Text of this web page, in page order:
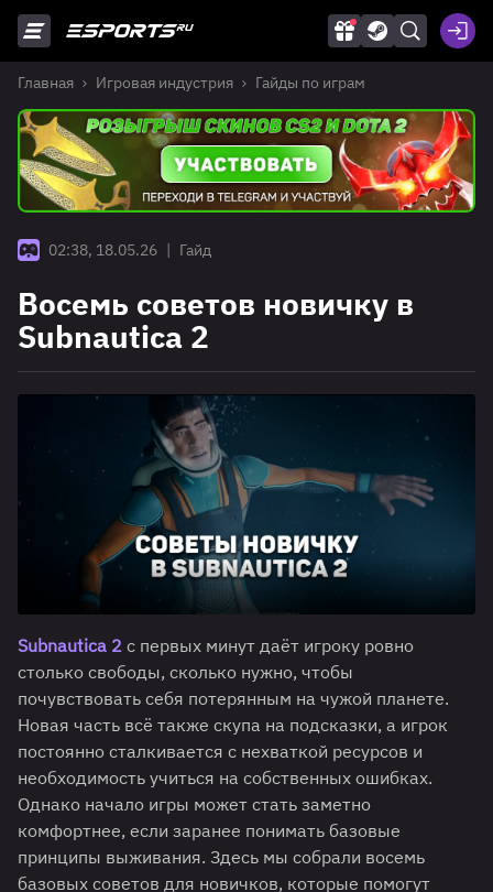
Главная Игровая индустрия Гайды по играм
02:38, 18.05.26 | Гайд
Восемь советов новичку в
Subnautica 2
Subnautica 2 с первых минут даёт игроку ровно
столько свободы, сколько нужно, чтобы
почувствовать себя потерянным на чужой планете.
Новая часть всё также скупа на подсказки, а игрок
постоянно сталкивается с нехваткой ресурсов и
необходимость учиться на собственных ошибках.
Однако начало игры может стать заметно
комфортнее, если заранее понимать базовые
принципы выживания. Здесь мы собрали восемь
базовых советов для новичков, которые помогут